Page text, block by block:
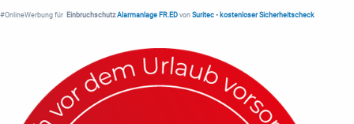
#OnlineWerbung für Einbruchschutz Alarmanlage FR.ED von Suritec • kostenloser Sicherheitscheck